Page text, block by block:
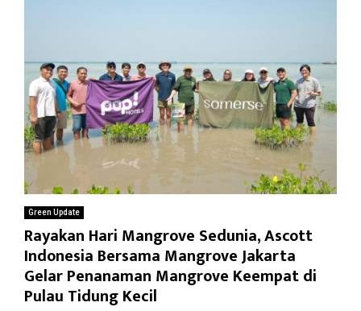
Green Update
Rayakan Hari Mangrove Sedunia, Ascott
Indonesia Bersama Mangrove Jakarta
Gelar Penanaman Mangrove Keempat di
Pulau Tidung Kecil